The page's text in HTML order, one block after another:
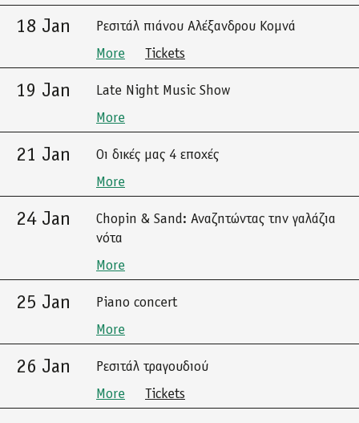
18 Jan
Ρεσιτάλ πιάνου Αλέξανδρου Κομνά
More
Tickets
19 Jan
Late Night Music Show
More
21 Jan
Οι δικές μας 4 εποχές
More
24 Jan
Chopin & Sand: Αναζητώντας την γαλάζια
νότα
More
25 Jan
Piano concert
More
26 Jan
Ρεσιτάλ τραγουδιού
More
Tickets